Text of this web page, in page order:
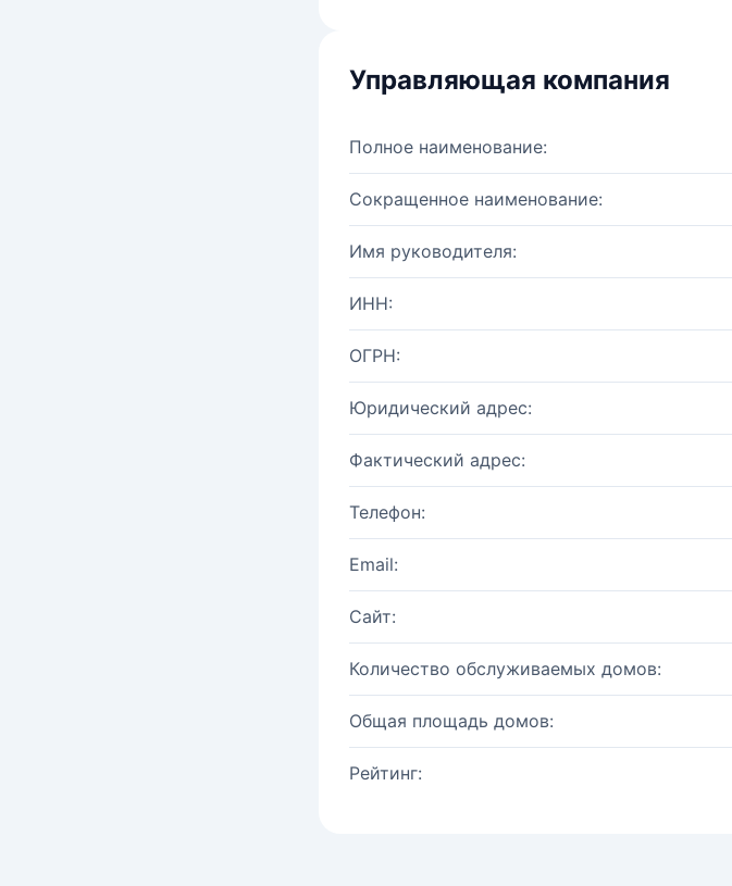
Управляющая компания
Полное наименование:
Сокращенное наименование:
Имя руководителя:
ИНН:
ОГРН:
Юридический адрес:
Фактический адрес:
Телефон:
Email:
Сайт:
Количество обслуживаемых домов:
Общая площадь домов:
Рейтинг: